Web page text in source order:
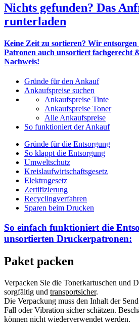
Nichts gefunden? Das
runterladen
Keine Zeit zu sortieren? Wir
Patronen auch unsortiert fachgerecht
Nachweis!
Gründe für den Ankauf
Ankaufspreise suchen
Ankaufspreise Tinte
Ankaufspreise Toner
Alle Ankaufspreise
So funktioniert der Ankauf
Gründe für die Entsorgung
So klappt die Entsorgung
Umweltschutz
Kreislaufwirtschaftsgesetz
Elektrogesetz
Zertifizierung
Recyclingverfahren
Sparen beim Drucken
So einfach funktioniert die
unsortierten Druckerpatronen:
Paket packen
Verpacken Sie die Tonerkartuschen und
sorgfältig und transportsicher.
Die Verpackung muss den Inhalt der
Fall oder Vibration sicher schätzen.
können nicht wiederverwendet werden.